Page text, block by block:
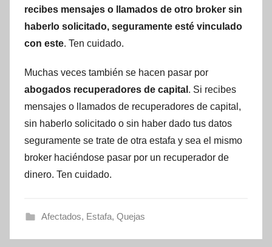
recibes mensajes o llamados de otro broker sin
haberlo solicitado, seguramente esté vinculado
con este. Ten cuidado.
Muchas veces también se hacen pasar por
abogados recuperadores de capital . Si recibes
mensajes o llamados de recuperadores de capital,
sin haberlo solicitado o sin haber dado tus datos
seguramente se trate de otra estafa y sea el mismo
broker haciéndose pasar por un recuperador de
dinero. Ten cuidado.
Afectados, Estafa, Quejas